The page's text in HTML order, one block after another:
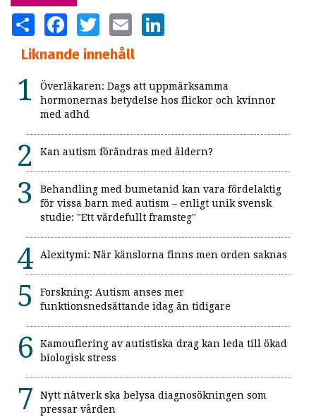
SHARE FACEBOOKTWITTER EMAIL
Liknande innehåll
Överläkaren: Dags att uppmärksamma
hormonernas betydelse hos flickor och kvinnor
med adhd
Kan autism förändras med åldern?
Behandling med bumetanid kan vara fördelaktig
för vissa barn med autism – enligt unik svensk
studie: "Ett värdefullt framsteg"
Alexitymi: När känslorna finns men orden saknas
Forskning: Autism anses mer
funktionsnedsättande idag än tidigare
Kamouflering av autistiska drag kan leda till ökad
biologisk stress
Nytt nätverk ska belysa diagnosökningen som
pressar vården